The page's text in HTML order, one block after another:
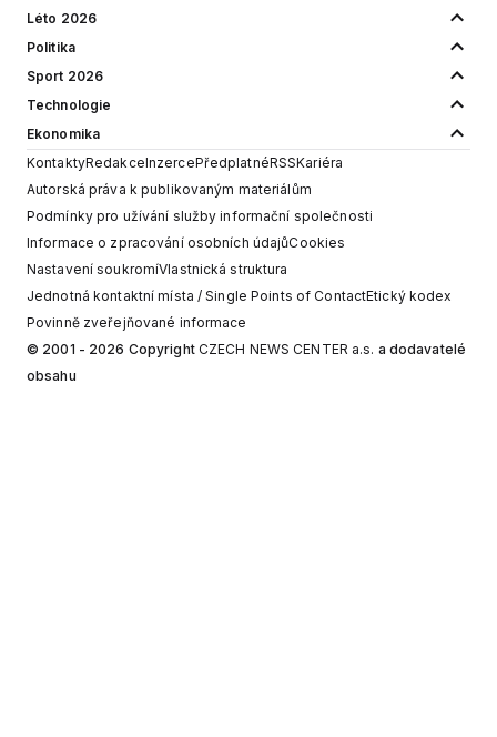
Léto 2026
Politika
Sport 2026
Technologie
Ekonomika
KontaktyRedakceInzercePředplatnéRSSKariéra
Autorská práva k publikovaným materiálům
Podmínky pro užívání služby informační společnosti
Informace o zpracování osobních údajůCookies
Nastavení soukromíVlastnická struktura
Jednotná kontaktní místa / Single Points of ContactEtický kodex
Povinně zveřejňované informace
© 2001 - 2026 Copyright CZECH NEWS CENTER a.s. a dodavatelé
obsahu